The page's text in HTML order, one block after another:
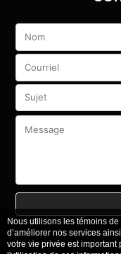
Veuillez
vide.
Nous utilisons les témoins
d’améliorer nos services
votre vie privée est important